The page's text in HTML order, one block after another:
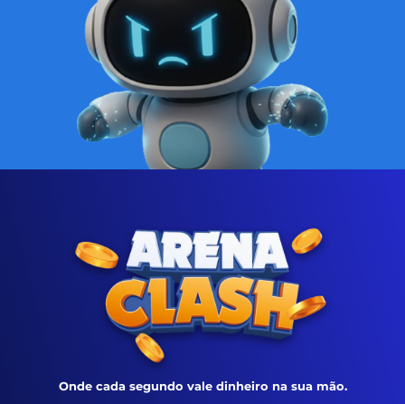
Onde cada segundo vale dinheiro na sua mão.